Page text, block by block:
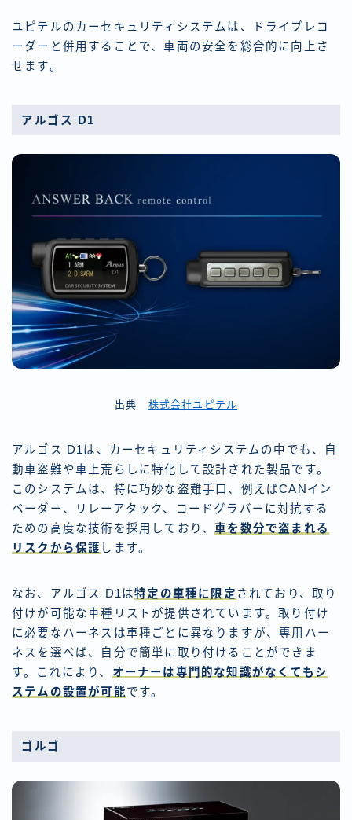
ユピテルのカーセキュリティシステムは、ドライブレコ
ーダーと併用することで、車両の安全を総合的に向上さ
せます。
アルゴス D1
出典 株式会社ユピテル
アルゴス D1は、カーセキュリティシステムの中でも、自
動車盗難や車上荒らしに特化して設計された製品です。
このシステムは、特に巧妙な盗難手口、例えばCANイン
ベーダー、リレーアタック、コードグラバーに対抗する
ための高度な技術を採用しており、車を数分で盗まれる
リスクから保護 します。
なお、アルゴス D1は特定の車種に限定 されており、取り
付けが可能な車種リストが提供されています。取り付け
に必要なハーネスは車種ごとに異なりますが、専用ハー
ネスを選べば、自分で簡単に取り付けることができま
す。これにより、 オーナーは専門的な知識がなくてもシ
ステムの設置が可能です。
ゴルゴ